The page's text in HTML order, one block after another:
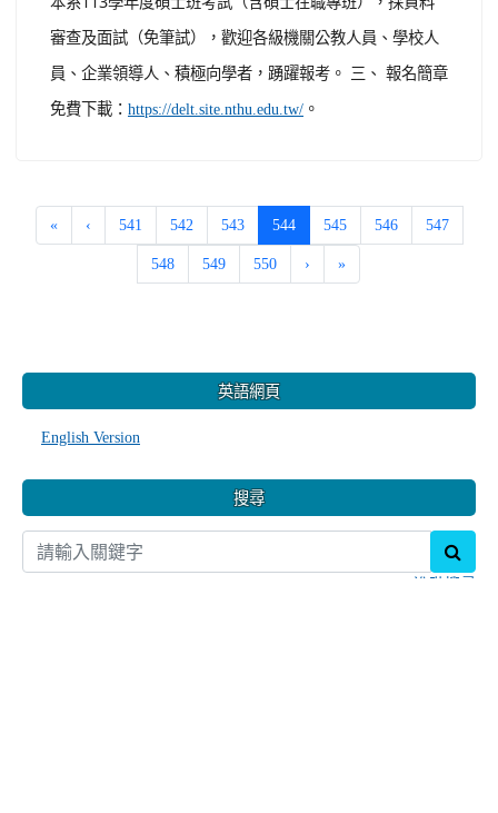
英語網頁
搜尋
線上使用者
11人線上 (9人在瀏覽本站消息)
更多…